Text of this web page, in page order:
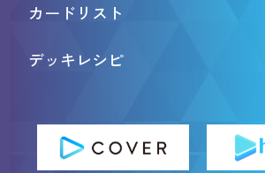
カードリスト
デッキレシピ